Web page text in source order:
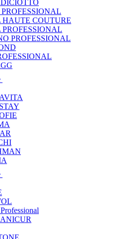
HAUTE COUTURE
PROFESSIONAL
PROFESSIONAL